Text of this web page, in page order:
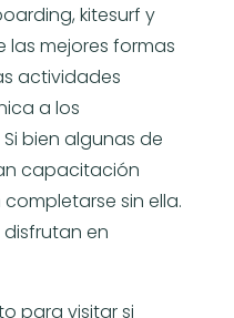
kitesurf y
las mejores formas
actividades
a los
bien algunas de
capacitación
sin ella.
en
para visitar si